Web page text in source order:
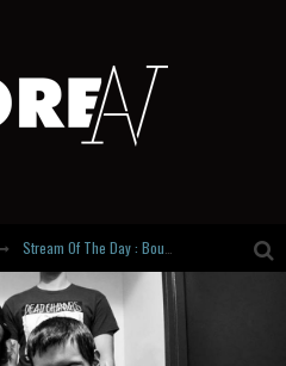
Russian Circles share « Empath » & « Eluvial » singles. Same Language. Different Damage.
Hardcore, Actually. Meet Cút Lộn